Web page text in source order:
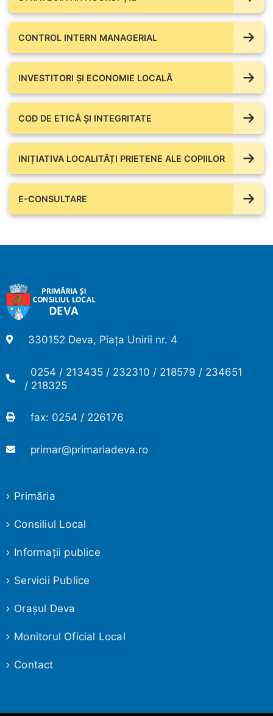
CONTROL INTERN MANAGERIAL
INVESTITORI ȘI ECONOMIE LOCALĂ
COD DE ETICĂ ȘI INTEGRITATE
INIȚIATIVA LOCALITĂȚI PRIETENE ALE COPIILOR
E-CONSULTARE
330152 Deva, Piața Unirii nr. 4
0254 / 213435 / 232310 / 218579 / 234651
/ 218325
fax: 0254 / 226176
primar@primariadeva.ro
Primăria
Consiliul Local
Informaţii publice
Servicii Publice
Oraşul Deva
Monitorul Oficial Local
Contact